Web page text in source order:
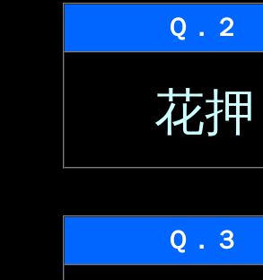
Ｑ．２
花押
Ｑ．３